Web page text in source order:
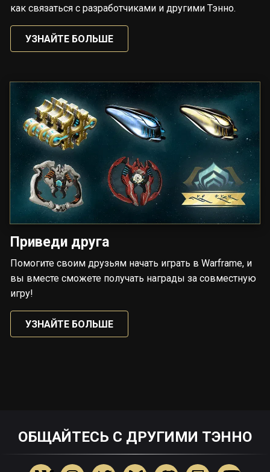
как связаться с разработчиками и другими Тэнно.
УЗНАЙТЕ БОЛЬШЕ
Приведи друга
Помогите своим друзьям начать играть в Warframe, и
вы вместе сможете получать награды за совместную
игру!
УЗНАЙТЕ БОЛЬШЕ
ОБЩАЙТЕСЬ С ДРУГИМИ ТЭННО